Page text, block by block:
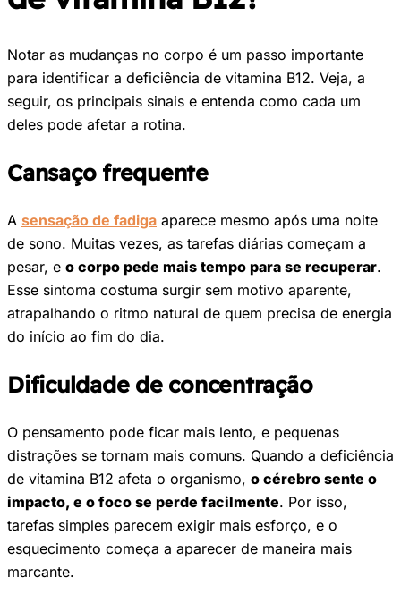
Notar as mudanças no corpo é um passo importante
para identificar a deficiência de vitamina B12. Veja, a
seguir, os principais sinais e entenda como cada um
deles pode afetar a rotina.
Cansaço frequente
A sensação de fadiga aparece mesmo após uma noite
de sono. Muitas vezes, as tarefas diárias começam a
pesar, e o corpo pede mais tempo para se recuperar.
Esse sintoma costuma surgir sem motivo aparente,
atrapalhando o ritmo natural de quem precisa de energia
do início ao fim do dia.
Dificuldade de concentração
O pensamento pode ficar mais lento, e pequenas
distrações se tornam mais comuns. Quando a deficiência
de vitamina B12 afeta o organismo, o cérebro sente o
impacto, e o foco se perde facilmente. Por isso,
tarefas simples parecem exigir mais esforço, e o
esquecimento começa a aparecer de maneira mais
marcante.